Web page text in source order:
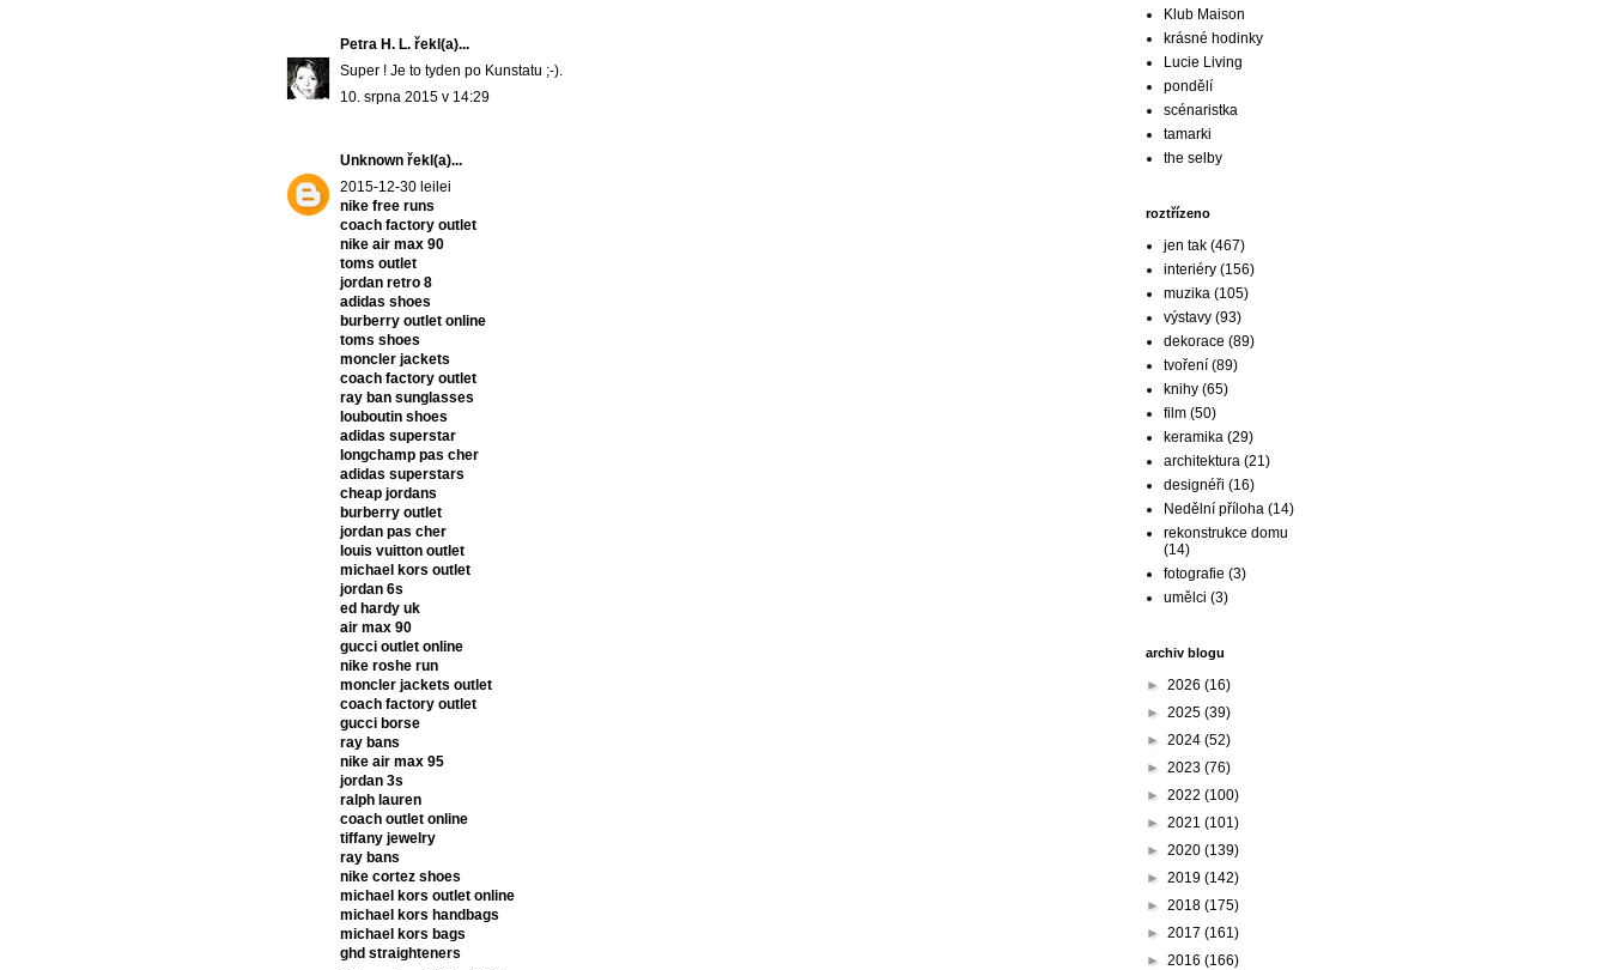
Petra H. L. řekl(a)...
Super ! Je to tyden po Kunstatu ;-).
10. srpna 2015 v 14:29
Unknown řekl(a)...
2015-12-30 leilei
nike free runs
coach factory outlet
nike air max 90
toms outlet
jordan retro 8
adidas shoes
burberry outlet online
toms shoes
moncler jackets
coach factory outlet
ray ban sunglasses
louboutin shoes
adidas superstar
longchamp pas cher
adidas superstars
cheap jordans
burberry outlet
jordan pas cher
louis vuitton outlet
michael kors outlet
jordan 6s
ed hardy uk
air max 90
gucci outlet online
nike roshe run
moncler jackets outlet
coach factory outlet
gucci borse
ray bans
nike air max 95
jordan 3s
ralph lauren
coach outlet online
tiffany jewelry
ray bans
nike cortez shoes
michael kors outlet online
michael kors handbags
michael kors bags
ghd straighteners
Klub Maison
krásné hodinky
Lucie Living
pondělí
scénaristka
tamarki
the selby
roztřízeno
jen tak (467)
interiéry (156)
muzika (105)
výstavy (93)
dekorace (89)
tvoření (89)
knihy (65)
film (50)
keramika (29)
architektura (21)
designéři (16)
Nedělní příloha (14)
rekonstrukce domu
(14)
fotografie (3)
umělci (3)
archiv blogu
► 2026 (16)
► 2025 (39)
► 2024 (52)
► 2023 (76)
► 2022 (100)
► 2021 (101)
► 2020 (139)
► 2019 (142)
► 2018 (175)
► 2017 (161)
► 2016 (166)